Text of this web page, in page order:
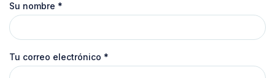
Su nombre *
Tu correo electrónico *